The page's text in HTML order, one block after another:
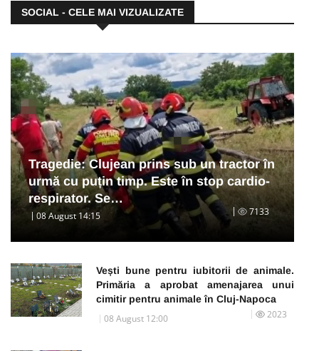
SOCIAL - CELE MAI VIZUALIZATE
Tragedie: Clujean prins sub un tractor în
urmă cu puțin timp. Este în stop cardio-
respirator. Se…
08 August 14:15 7133
Vești bune pentru iubitorii de animale.
Primăria a aprobat amenajarea unui
cimitir pentru animale în Cluj-Napoca
08 August 12:00 2023